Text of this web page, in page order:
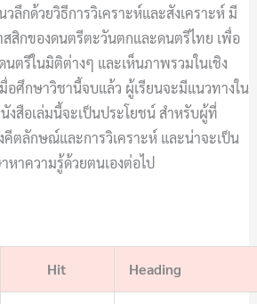
ลึกด้วยวิธีการวิเคราะห์และสังเคราะห์ มี
สสิกของดนตรีตะวันตกและดนตรีไทย เพื่อ
นตรีในมิติต่างๆ และเห็นภาพรวมในเชิง
อศึกษาวิชานี้จบแล้ว ผู้เรียนจะมีแนวทางใน
งสือเล่มนี้จะเป็นประโยชน์ สำหรับผู้ที่
คีตลักษณ์และการวิเคราะห์ และน่าจะเป็น
หาความรู้ด้วยตนเองต่อไป
Hit Heading